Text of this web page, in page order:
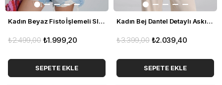
Kadın Beyaz Fisto İşlemeli Slim Fit Yelek
₺1.999,20
₺2.499,00
SEPETE EKLE
Kadın Bej Dantel Detaylı Askılı Bluz
₺2.039,40
₺3.399,00
SEPETE EKLE